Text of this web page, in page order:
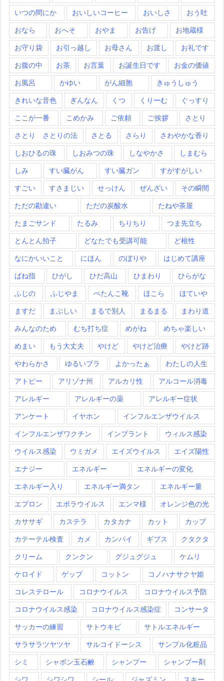
いつの間にか おいしいコーヒー おいしさ おう吐
おなら おへそ おやま お告げ お地蔵様
お守り袋 お引っ越し お母さん お渡し お礼です
お腹の中 お茶 お言葉 お誕生日です お金の価値
お風呂 かゆい がん細胞 きゅうしゅう
きれいな音色 ぎんなん くつ くりーむ ぐっすり
ここが一番 こめかみ ご依頼 ご挨拶 さとり
さとり さとりの法 さとる さらり さわやかな香り
しおひるの珠 しおみつの珠 しなやかさ しまむら
しみ すい臓がん すい臓ガン すがすがしい
すごい すさまじい せっけん ぜんざい その瞬間
ただの勘違い ただの炭酸水 たねや茶屋
たまごサンド たるみ ちりちり つま先立ち
とんとん拍子 どなたでも受講可能 ど根性
なにかいいこと にほん のぼりや はじめて講座
ばね指 ひがし ひだ高山 ひまわり ひらがな
ふじの ふじやま ぺたんこ靴 ほこら ほていや
ますだ まぶしい まるで別人 まるまる まわり道
みんなのため むち打ち症 めがね めちゃ楽しい
めまい もう大丈夫 やけど やけど治療 やけど跡
やわらかさ ゆるいブラ よかったぁ わたしの人生
アトピー アリゾナ州 アルカリ性 アルコール消毒
アレルギー アレルギーの薬 アレルギー症状
アンケート イヤホン インフルエンザウイルス
インフルエンザワクチン インプラント ウィルス感染
ウイルス感染 ウミガメ エイズウイルス エイズ陽性
エナジー エネルギー エネルギーの変化
エネルギー入り エネルギー満タン エネルギー量
エプロン エボラウイルス エンマ様 オレンジ色の光
カササギ カステラ カタカナ カット カップ
カテーテル検査 カメ カンパイ ギブス クタクタ
クリーム クンクン グジュグジュ ケムリ
ケロイド ゲップ コットン コノハナサクヤ姫
コレステロール コロナウイルス コロナウイルス予防
コロナウイルス感染 コロナウイルス感染症 コンサータ
サッカーの練習 サトウキビ サトルエネルギー
サラサラツヤツヤ サルコイドーシス サンプル化粧品
シミ シャボン玉石鹸 シャンプー シャンプー剤
シワ シワシワ シール ジャズミン スキー